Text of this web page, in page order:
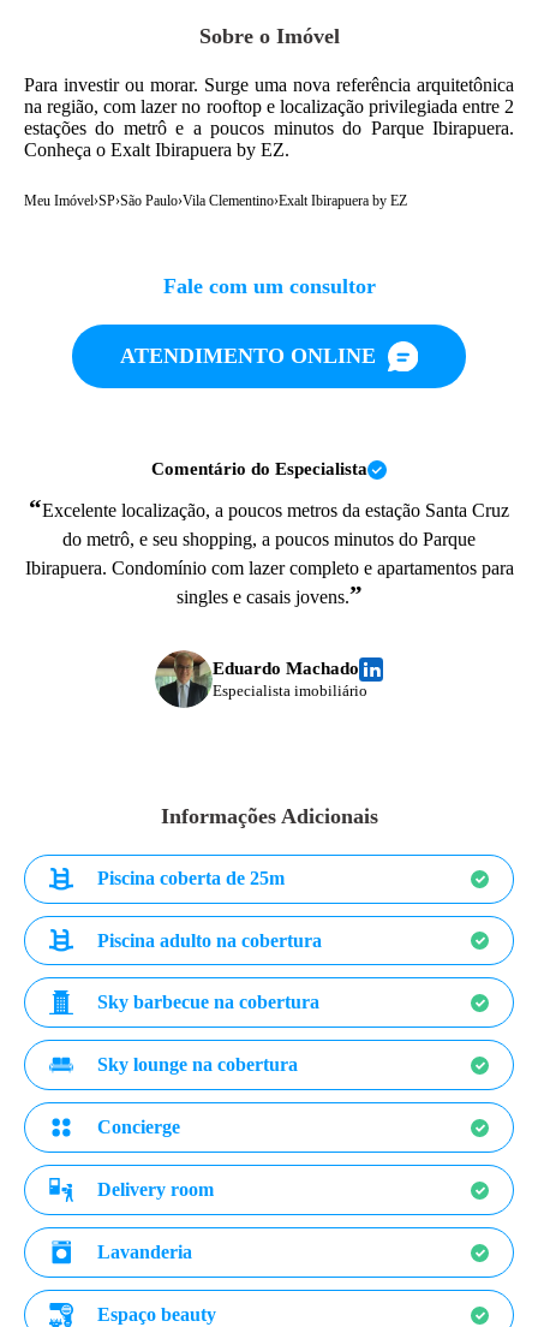
Sobre o Imóvel
Para investir ou morar. Surge uma nova referência arquitetônica
na região, com lazer no rooftop e localização privilegiada entre 2
estações do metrô e a poucos minutos do Parque Ibirapuera.
Conheça o Exalt Ibirapuera by EZ.
Meu Imóvel›SP›São Paulo›Vila Clementino›Exalt Ibirapuera by EZ
Fale com um consultor
ATENDIMENTO ONLINE
Comentário do Especialista
“Excelente localização, a poucos metros da estação Santa Cruz
do metrô, e seu shopping, a poucos minutos do Parque
Ibirapuera. Condomínio com lazer completo e apartamentos para
singles e casais jovens.”
Eduardo Machado
Especialista imobiliário
Informações Adicionais
Piscina coberta de 25m
Piscina adulto na cobertura
Sky barbecue na cobertura
Sky lounge na cobertura
Concierge
Delivery room
Lavanderia
Espaço beauty